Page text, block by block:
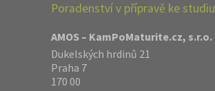
Poradenství v přípravě ke studiu
AMOS – KamPoMaturite.cz, s.r.o.
Dukelských hrdinů 21
Praha 7
170 00